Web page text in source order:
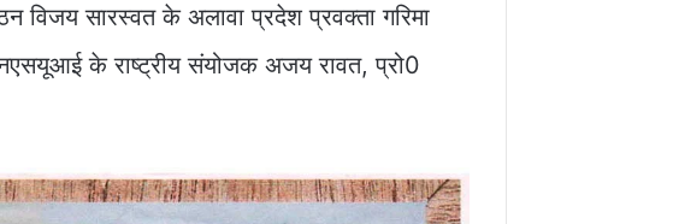
विजय सारस्वत के अलावा प्रदेश प्रवक्ता गरिमा
के राष्ट्रीय संयोजक अजय रावत, प्रो0